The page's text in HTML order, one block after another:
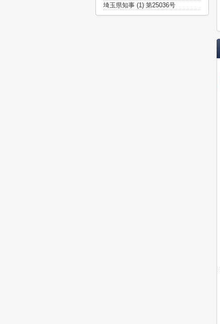
埼玉県知事 (1) 第25036号